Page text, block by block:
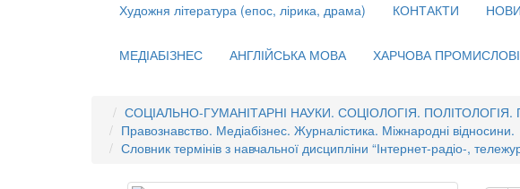
Художня література (епос, лірика, драма) КОНТАКТИ
МЕДІАБІЗНЕС АНГЛІЙСЬКА МОВА ХАРЧОВА
СОЦІАЛЬНО-ГУМАНІТАРНІ НАУКИ. СОЦІОЛОГІЯ.
Правознавство. Медіабізнес. Журналістика. Міжнародні відносини.
Словник термінів з навчальної дисципліни “Інтернет-радіо-,